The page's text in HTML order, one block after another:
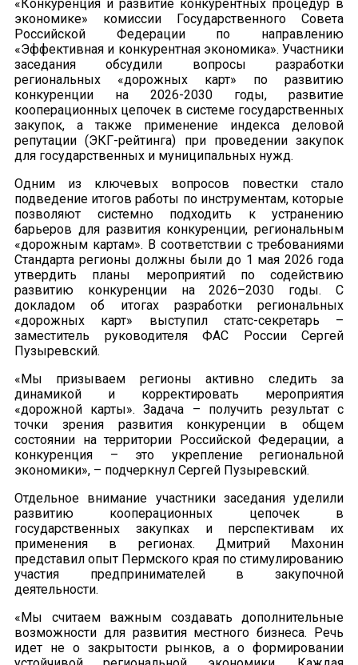
«Конкуренция и развитие конкурентных процедур в
экономике» комиссии Государственного Совета
Российской Федерации по направлению
«Эффективная и конкурентная экономика». Участники
заседания обсудили вопросы разработки
региональных «дорожных карт» по развитию
конкуренции на 2026-2030 годы, развитие
кооперационных цепочек в системе государственных
закупок, а также применение индекса деловой
репутации (ЭКГ-рейтинга) при проведении закупок
для государственных и муниципальных нужд.
Одним из ключевых вопросов повестки стало
подведение итогов работы по инструментам, которые
позволяют системно подходить к устранению
барьеров для развития конкуренции, региональным
«дорожным картам». В соответствии с требованиями
Стандарта регионы должны были до 1 мая 2026 года
утвердить планы мероприятий по содействию
развитию конкуренции на 2026–2030 годы. С
докладом об итогах разработки региональных
«дорожных карт» выступил статс-секретарь –
заместитель руководителя ФАС России Сергей
Пузыревский.
«Мы призываем регионы активно следить за
динамикой и корректировать мероприятия
«дорожной карты». Задача – получить результат с
точки зрения развития конкуренции в общем
состоянии на территории Российской Федерации, а
конкуренция – это укрепление региональной
экономики», – подчеркнул Сергей Пузыревский.
Отдельное внимание участники заседания уделили
развитию кооперационных цепочек в
государственных закупках и перспективам их
применения в регионах. Дмитрий Махонин
представил опыт Пермского края по стимулированию
участия предпринимателей в закупочной
деятельности.
«Мы считаем важным создавать дополнительные
возможности для развития местного бизнеса. Речь
идет не о закрытости рынков, а о формировании